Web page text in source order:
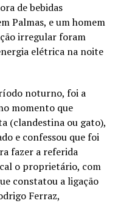
de bebidas
Palmas, e um homem
irregular foram
elétrica na noite
noturno, foi a
momento que
(clandestina ou gato),
e confessou que foi
fazer a referida
o proprietário, com
constatou a ligação
Ferraz,